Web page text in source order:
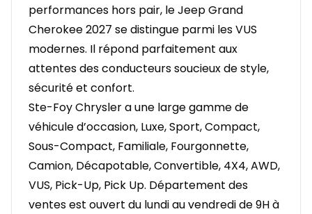
performances hors pair, le Jeep Grand
Cherokee 2027 se distingue parmi les VUS
modernes. Il répond parfaitement aux
attentes des conducteurs soucieux de style,
sécurité et confort.
Ste-Foy Chrysler a une large gamme de
véhicule d’occasion, Luxe, Sport, Compact,
Sous-Compact, Familiale, Fourgonnette,
Camion, Décapotable, Convertible, 4X4, AWD,
VUS, Pick-Up, Pick Up. Département des
ventes est ouvert du lundi au vendredi de 9H à